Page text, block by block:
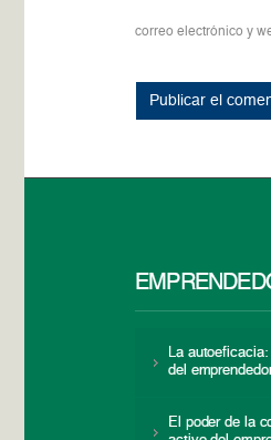
correo electrónico y
La autoeficacia:
del
El poder de la